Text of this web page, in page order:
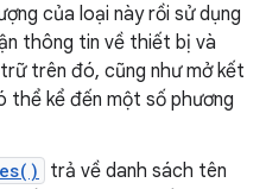
của loại này rồi sử dụng
thông tin về thiết bị và
trên đó, cũng như mở kết
thể kể đến một số phương
trả về danh sách tên